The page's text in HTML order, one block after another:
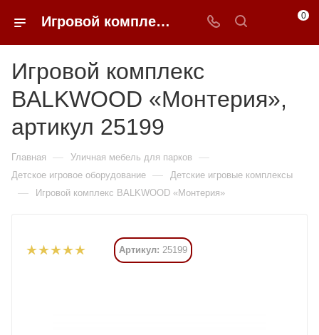
Игровой комплекс BALKWOOD «Монтерия» купить в Москве от 2 351 895 ₽ - 0FFER 0
Игровой комплекс
BALKWOOD «Монтерия»,
артикул 25199
Главная — Уличная мебель для парков —
Детское игровое оборудование — Детские игровые комплексы
— Игровой комплекс BALKWOOD «Монтерия»
Артикул: 25199